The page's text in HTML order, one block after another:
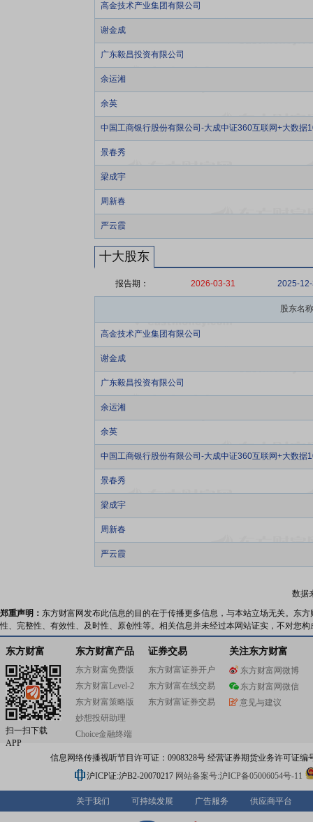
高金技术产业集团有限公司
谢金成
广东毅昌投资有限公司
余运湘
余英
中国工商银行股份有限公司-大成中证360互联网+大数据
景春秀
梁成宇
周新春
严云霞
十大股东
报告期： 2026-03-31 2025-
股东名称
高金技术产业集团有限公司
谢金成
广东毅昌投资有限公司
余运湘
余英
中国工商银行股份有限公司-大成中证360互联网+大数据
景春秀
梁成宇
周新春
严云霞
数据
郑重声明： 东方财富网发布此信息的目的在于传播更多信息，与本站立场无关。东
性、完整性、有效性、及时性、原创性等。相关信息并未经过本网站证实，不对您
东方财富
扫一扫下载
APP
东方财富产品
东方财富免费版
东方财富Level-2
东方财富策略版
妙想投研助理
Choice金融终端
证券交易
东方财富证券开户
东方财富在线交易
东方财富证券交易
关注东方财富
东方财富网微博
东方财富网微信
意见与建议
信息网络传播视听节目许可证：0908328号 经营证券期货业务许可证编
沪ICP证:沪B2-20070217 网站备案号:沪ICP备05006054号-11
关于我们 可持续发展 广告服务 供应商平台